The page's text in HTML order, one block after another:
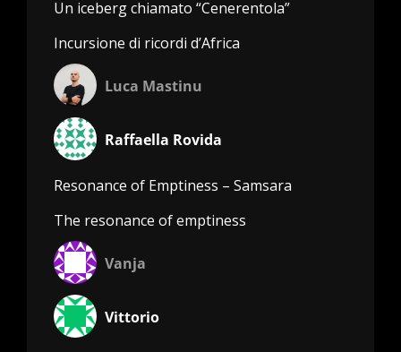
Un iceberg chiamato “Cenerentola”
Incursione di ricordi d’Africa
Luca Mastinu
Raffaella Rovida
Resonance of Emptiness – Samsara
The resonance of emptiness
Vanja
Vittorio